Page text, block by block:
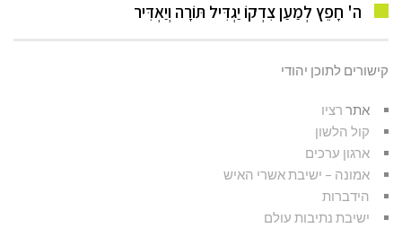
ה' חָפֵץ לְמַעַן צִדְקוֹ יַגְדִּיל תּוֹרָה וְיַאְדִּיר
קישורים לתוכן יהודי
אתר רציו
קול הלשון
ארגון ערכים
אמונה – ישיבת אשרי האיש
הידברות
ישיבת נתיבות עולם